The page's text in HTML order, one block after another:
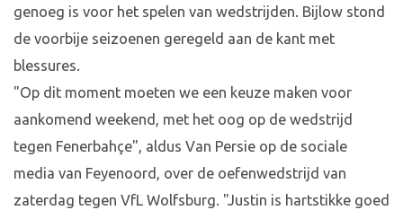
genoeg is voor het spelen van wedstrijden. Bijlow stond
de voorbije seizoenen geregeld aan de kant met
blessures.
"Op dit moment moeten we een keuze maken voor
aankomend weekend, met het oog op de wedstrijd
tegen Fenerbahçe", aldus Van Persie op de sociale
media van Feyenoord, over de oefenwedstrijd van
zaterdag tegen VfL Wolfsburg. "Justin is hartstikke goed